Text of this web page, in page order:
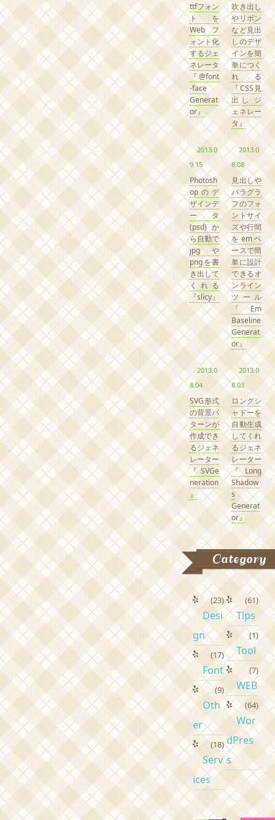
ttfフォン
トを
Webフ
ォント化
するジェ
ネレータ
『@font
-face
Generat
or』
吹き出し
やリボン
など見出
しのデザ
インを簡
単につく
れる
『CSS見
出し ジ
ェネレー
タ』
2013.0
9.15
Photosh
opのデ
ザインデ
ータ
(psd)か
ら自動で
jpgや
pngを書
き出して
くれる
『slicy』
2013.0
8.08
見出しや
パラグラ
フのフォ
ントサイ
ズや行間
をemベ
ースで簡
単に設計
できるオ
ンライン
ツール
『Em
Baseline
Generat
or』
2013.0
8.04
SVG形式
の背景パ
ターンが
作成でき
るジェネ
レーター
『SVGe
neration
』
2013.0
8.03
ロングシ
ャドーを
自動生成
してくれ
るジェネ
レーター
『Long
Shadow
s
Generat
or』
Category
Desi
gn
(23)
Font
(17)
Oth
er
(9)
Serv
ices
(18)
Tips
(61)
Tool
(1)
WEB
(7)
Wor
dPres
s
(64)